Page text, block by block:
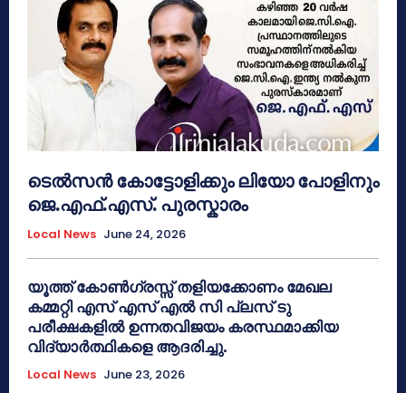
ടെൽസൻ കോട്ടോളിക്കും ലിയോ പോളിനും
ജെ.എഫ്.എസ്. പുരസ്കാരം
Local News June 24, 2026
യൂത്ത് കോൺഗ്രസ്സ് തളിയക്കോണം മേഖല
കമ്മറ്റി എസ് എസ് എൽ സി പ്ലസ് ടു
പരീക്ഷകളിൽ ഉന്നതവിജയം കരസ്ഥമാക്കിയ
വിദ്യാർത്ഥികളെ ആദരിച്ചു.
Local News June 23, 2026